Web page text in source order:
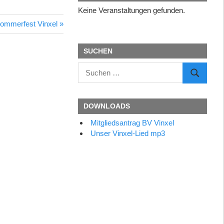
Vinxel
Keine Veranstaltungen gefunden.
SUCHEN
nach:
SUCHEN
DOWNLOADS
Mitgliedsantrag BV Vinxel
Unser Vinxel-Lied mp3